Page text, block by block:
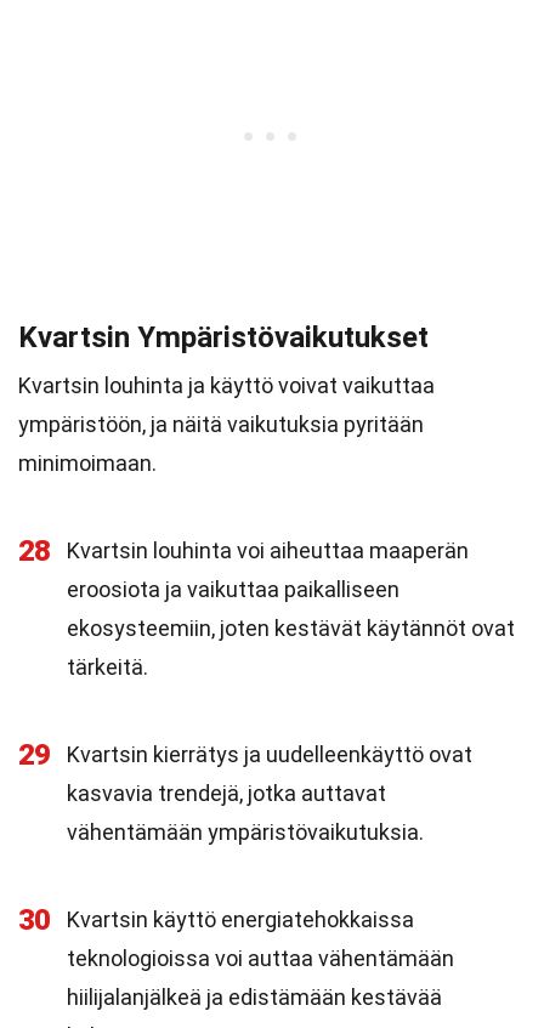
Kvartsin Ympäristövaikutukset
Kvartsin louhinta ja käyttö voivat vaikuttaa
ympäristöön, ja näitä vaikutuksia pyritään
minimoimaan.
28
Kvartsin louhinta voi aiheuttaa maaperän
eroosiota ja vaikuttaa paikalliseen
ekosysteemiin, joten kestävät käytännöt ovat
tärkeitä.
29
Kvartsin kierrätys ja uudelleenkäyttö ovat
kasvavia trendejä, jotka auttavat
vähentämään ympäristövaikutuksia.
30
Kvartsin käyttö energiatehokkaissa
teknologioissa voi auttaa vähentämään
hiilijalanjälkeä ja edistämään kestävää